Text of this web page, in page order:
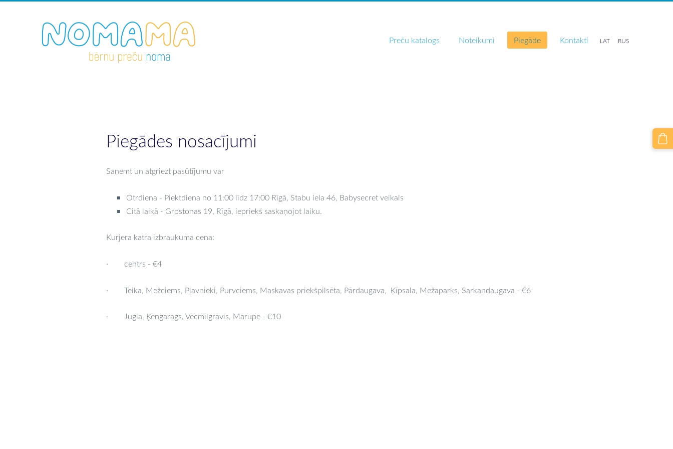
Preču katalogs Noteikumi Piegāde Kontakti LAT RUS
Piegādes nosacījumi
Saņemt un atgriezt pasūtījumu var
Otrdiena - Piektdiena no 11:00 līdz 17:00 Rīgā, Stabu iela 46, Babysecret veikals
Citā laikā - Grostonas 19, Rīgā, iepriekš saskaņojot laiku.
Kurjera katra izbraukuma cena:
· centrs - €4
· Teika, Mežciems, Pļavnieki, Purvciems, Maskavas priekšpilsēta, Pārdaugava, Ķīpsala, Mežaparks, Sarkandaugava - €6
· Jugla, Ķengarags, Vecmīlgrāvis, Mārupe - €10